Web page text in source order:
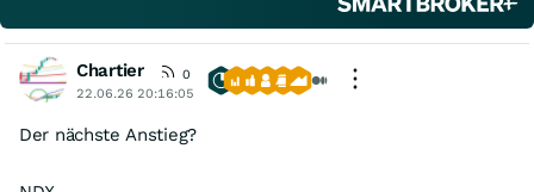
Chartier
0
22.06.26 20:16:05
Der nächste Anstieg?